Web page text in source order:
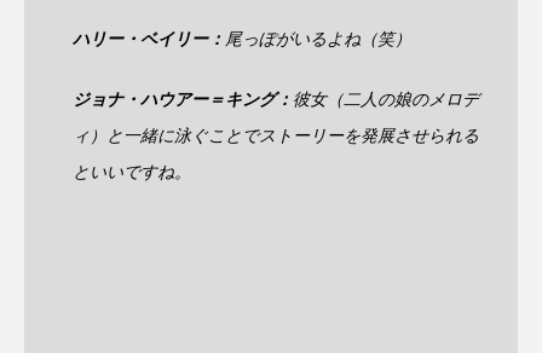
ハリー・ベイリー： 尾っぽがいるよね（笑）
ジョナ・ハウアー＝キング： 彼女（二人の娘のメロデ
ィ）と一緒に泳ぐことでストーリーを発展させられる
といいですね。